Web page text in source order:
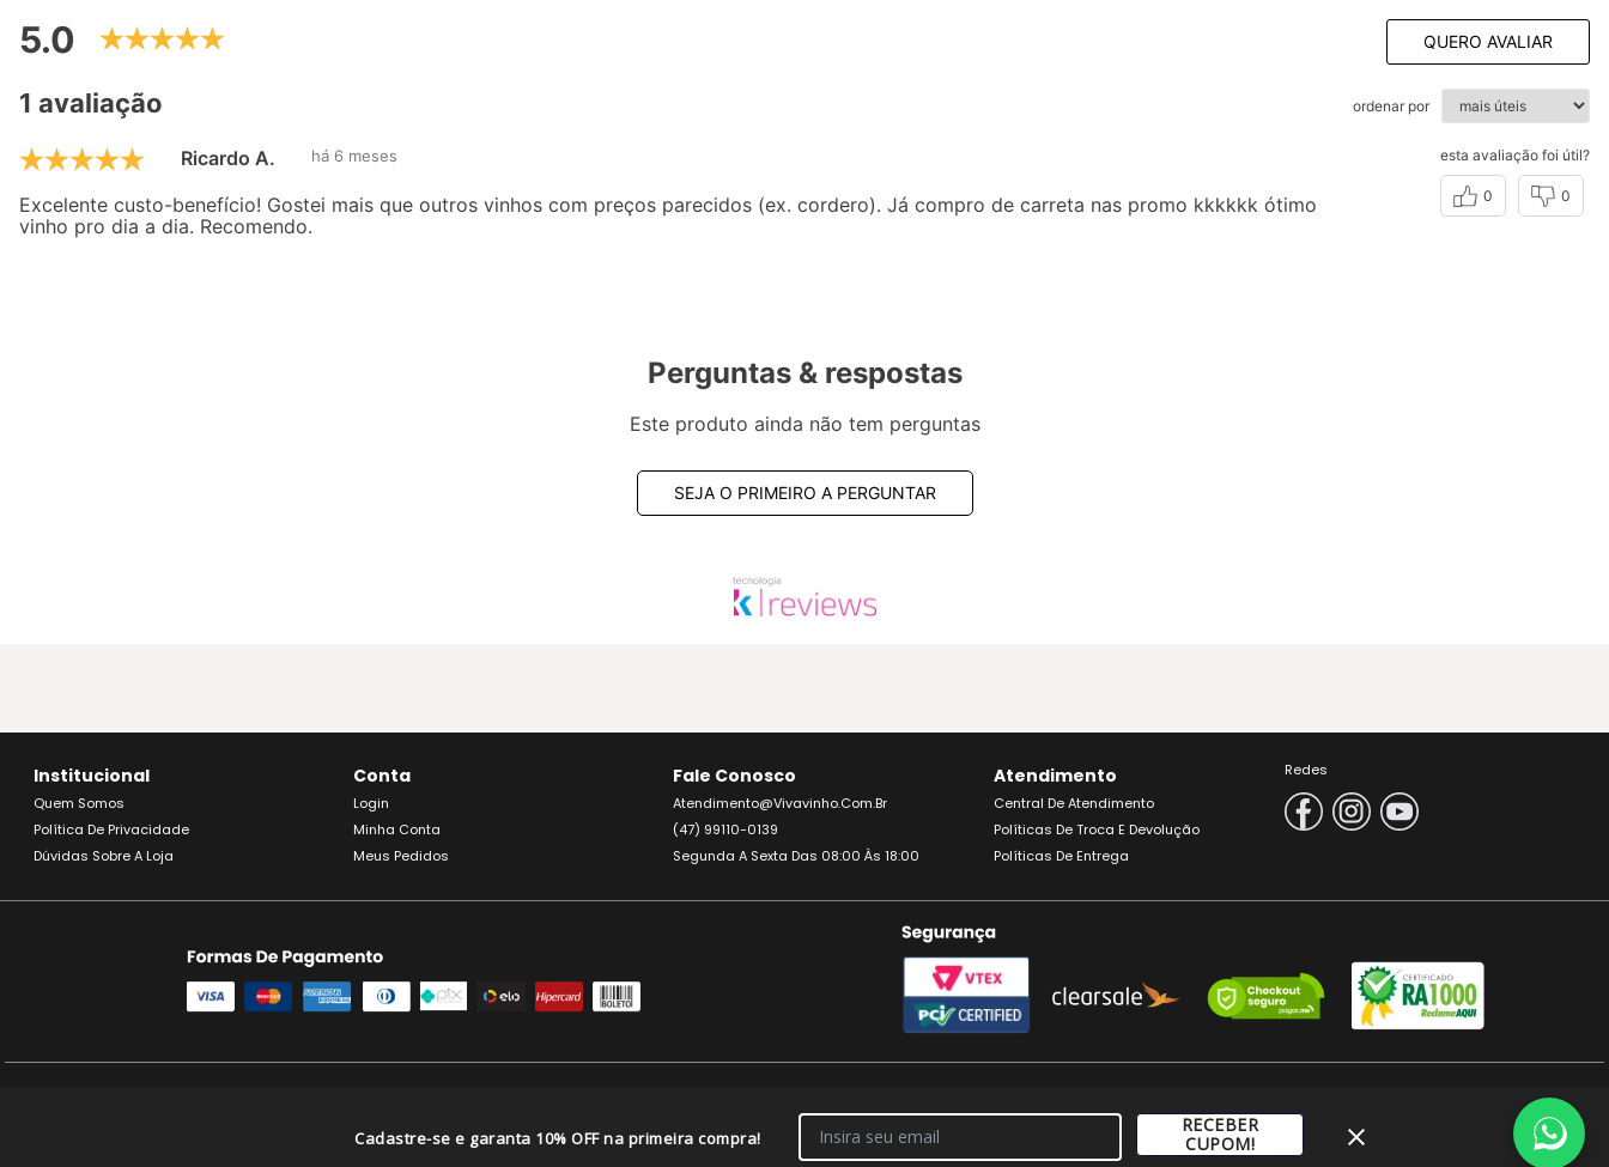
5.0 QUERO AVALIAR
1 avaliação ordenar por
Ricardo A. há 6 meses
Excelente custo-benefício! Gostei mais que outros vinhos com preços parecidos (ex. cordero). Já compro de carreta nas promo kkkkkk ótimo
vinho pro dia a dia. Recomendo.
esta avaliação foi útil?
0 0
Perguntas & respostas
Este produto ainda não tem perguntas
SEJA O PRIMEIRO A PERGUNTAR
Institucional
Quem Somos
Política De Privacidade
Dúvidas Sobre A Loja
Conta
Login
Minha Conta
Meus Pedidos
Fale Conosco
Atendimento@vivavinho.com.br
(47) 99110-0139
Segunda A Sexta Das 08:00 Às 18:00
Atendimento
Central De Atendimento
Políticas De Troca E Devolução
Políticas De Entrega
Redes
VIVAVINHO COMERCIO DE ALIMENTOS E BEBIDAS LTDA/CNPJ: 46.082.333/0001-08 - Balneário Camboriú/SC
Cadastre-se e garanta 10% OFF na primeira compra!
RECEBER
CUPOM!